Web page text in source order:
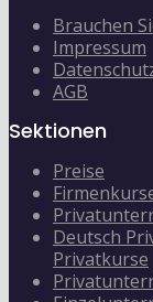
Brauchen
Impressum
AGB
Sektionen
Preise
Deutsch
Privatkurse